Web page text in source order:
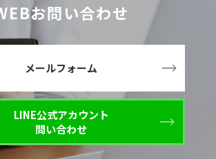
お問い合わせ
メールフォーム
LINE公式アカウント
問い合わせ